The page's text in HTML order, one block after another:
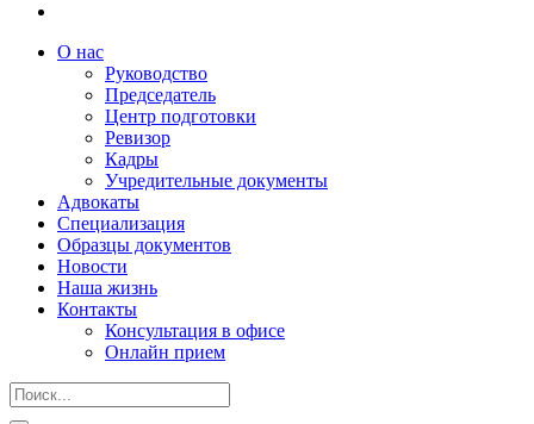
О нас
Руководство
Председатель
Центр подготовки
Ревизор
Кадры
Учредительные документы
Адвокаты
Специализация
Образцы документов
Новости
Наша жизнь
Контакты
Консультация в офисе
Онлайн прием